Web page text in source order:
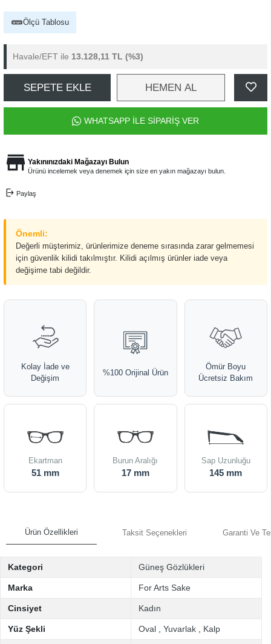
Ölçü Tablosu
Havale/EFT ile 13.128,11 TL (%3)
SEPETE EKLE HEMEN AL
WHATSAPP İLE SİPARİŞ VER
Yakınınızdaki Mağazayı Bulun
Ürünü incelemek veya denemek için size en yakın mağazayı bulun.
Paylaş
Önemli:
Değerli müşterimiz, ürünlerimize deneme sırasında zarar gelmemesi
için güvenlik kilidi takılmıştır. Kilidi açılmış ürünler iade veya
değişime tabi değildir.
Kolay İade ve
Değişim
%100 Orijinal Ürün
Ömür Boyu
Ücretsiz Bakım
Ekartman
51 mm
Burun Aralığı
17 mm
Sap Uzunluğu
145 mm
Ürün Özellikleri Taksit Seçenekleri Garanti Ve
Kategori Güneş Gözlükleri
Marka For Arts Sake
Cinsiyet Kadın
Yüz Şekli Oval Yuvarlak Kalp